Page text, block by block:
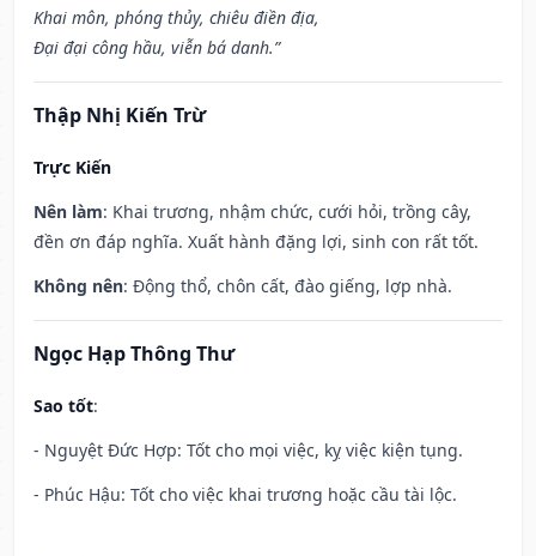
Khai môn, phóng thủy, chiêu điền địa,
Đại đại công hầu, viễn bá danh.”
Thập Nhị Kiến Trừ
Trực Kiến
Nên làm: Khai trương, nhậm chức, cưới hỏi, trồng cây,
đền ơn đáp nghĩa. Xuất hành đặng lợi, sinh con rất tốt.
Không nên: Động thổ, chôn cất, đào giếng, lợp nhà.
Ngọc Hạp Thông Thư
Sao tốt:
- Nguyệt Đức Hợp: Tốt cho mọi việc, kỵ việc kiện tụng.
- Phúc Hậu: Tốt cho việc khai trương hoặc cầu tài lộc.